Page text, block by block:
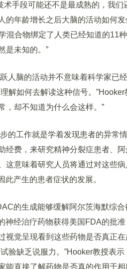
手段可能还不是最成熟的，我们
的年龄增长之后大脑的活动如何
混合物绑定了人类已经知道的11
是未知的。”
脑的活动并不意味着科学家已
解如何去解读这种信号。
，却不知道为什么会这样。”
工作就是学着发现患者的异常情
经费，来研究精神分裂症患者、
这意味着研究人员将通过对这些
产生的患者症状的发展。
的生成能够缓解阿尔茨海默综合
神经治疗药物获得美国FDA的批
视觉呈现看到这些药物是否真正
验缺乏说服力。”Hooker教授表
能直接了解药物是否真的作用于